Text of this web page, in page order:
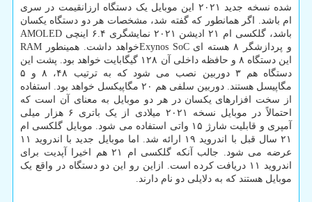
شده نسخه جدید ۲۰۲۱ این موبایل یک دستگاه ارزانقیمت در سری
ام باشد. اگر همانطور که گفته شد، مشخصات هر دو دستگاه یکسان
باشد، گلکسی ام ۲۱ ادیشن ۲۰۲۱ نمایشگری ۶.۴ اینچی AMOLED
و پردازشگر ۸ هسته ای Exynos SoCخواهد داشت. همینطور RAM
این دستگاه ۸ و حافظه داخلی آن ۱۲۸ گیگابایت خواهد بود. پشت این
دستگاه هم ۳ دوربین نصب می شود که به ترتیب ۴۸، ۸ و ۵
مگاپیسل هستند. دوربین سلفی هم ۲۰ مگاپیکسل خواهد بود. استفاده
از سخت افزارهای یکسان در هر دو موبایل به معنای آن است که
احتمالاً در موبایل نسخه ۲۰۲۱ میلادی از یک باتری ۶ هزار میلی
آمپری و قابلیت شارژ ۱۵ واتی استفاده می شود. موبایل گلکسی ام
۲۱ سال قبل با اندروید ۱۹ ارائه شد. اما موبایل جدید با اندروید ۱۱
عرضه می شود. جالب آنکه گلکسی ام ۲۱ هم اخیرا آپدیت برای
اندروید ۱۱ دریافت کرده است. ازاین رو این دو دستگاه در واقع یک
موبایل هستند که به دلایلی دو نام دارند.